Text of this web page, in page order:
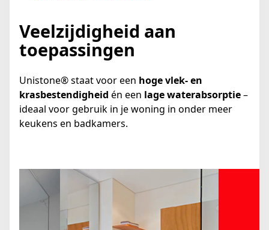
Veelzijdigheid aan
toepassingen
Unistone® staat voor een hoge vlek- en
krasbestendigheid én een lage waterabsorptie–
ideaal voor gebruik in je woning in onder meer
keukens en badkamers.